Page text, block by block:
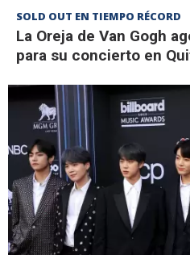
SOLD OUT EN TIEMPO RÉCORD
La Oreja de Van Gogh
para su concierto en